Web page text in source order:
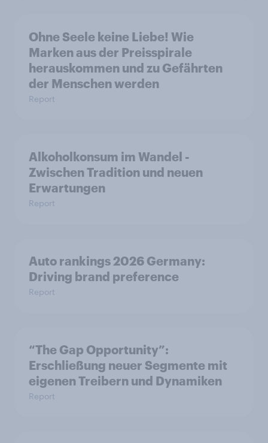
Ohne Seele keine Liebe! Wie
Marken aus der Preisspirale
herauskommen und zu Gefährten
der Menschen werden
Report
Alkoholkonsum im Wandel​ -
Zwischen Tradition und neuen
Erwartungen
Report
Auto rankings 2026 Germany:
Driving brand preference
Report
“The Gap Opportunity”:
Erschließung neuer Segmente mit
eigenen Treibern und Dynamiken
Report